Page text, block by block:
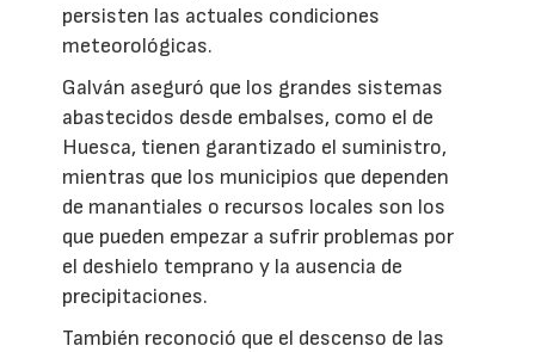
persisten las actuales condiciones
meteorológicas.
Galván aseguró que los grandes sistemas
abastecidos desde embalses, como el de
Huesca, tienen garantizado el suministro,
mientras que los municipios que dependen
de manantiales o recursos locales son los
que pueden empezar a sufrir problemas por
el deshielo temprano y la ausencia de
precipitaciones.
También reconoció que el descenso de las